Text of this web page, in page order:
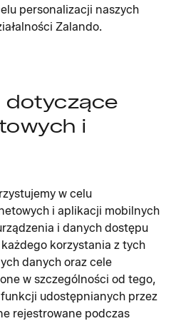
personalizacji naszych
Zalando.
dotyczące
i
w celu
i aplikacji mobilnych
i danych dostępu
korzystania z tych
danych oraz cele
w szczególności od tego,
udostępnianych przez
rejestrowane podczas